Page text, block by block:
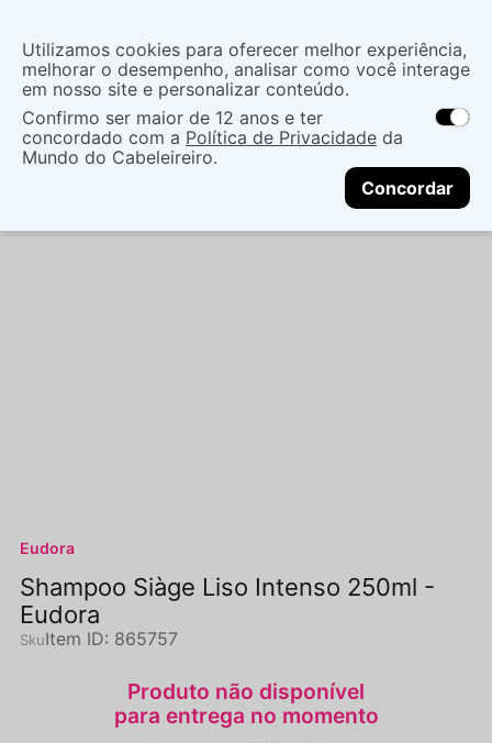
localização
As ofertas e opções de entrega variam de
acordo com a região.Não sei meu CEP
CONTINUAR
O que você procura?
Cabelo Marcas Tradicionais
Shampoo
SHAMPOO SIÀGE LISO INTENSO 250ML - EUDORA
Eudora
Shampoo Siàge Liso Intenso 250ml -
Eudora
Item ID: 865757
Utilizamos cookies para oferecer melhor experiência,
melhorar o desempenho, analisar como você interage
em nosso site e personalizar conteúdo.
Confirmo ser maior de 12 anos e ter
concordado com a Política de Privacidade da
Mundo do Cabeleireiro.
Concordar